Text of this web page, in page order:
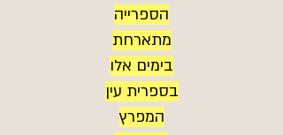
הספרייה
מתארחת
בימים אלו
בספרית עין
המפרץ